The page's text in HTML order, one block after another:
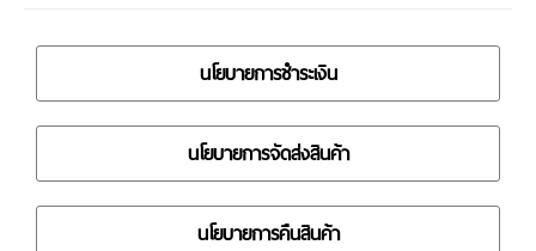
นโยบายการชำระเงิน
นโยบายการจัดส่งสินค้า
นโยบายการคืนสินค้า